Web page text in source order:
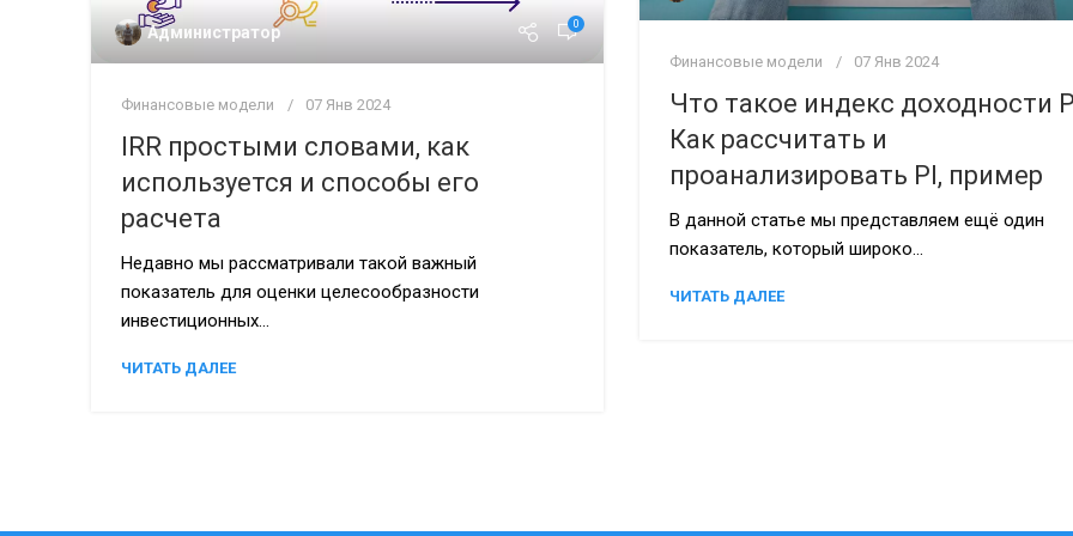
Администратор 0
Финансовые модели 07 Янв 2024
IRR простыми словами, как
используется и способы его
расчета
Недавно мы рассматривали такой важный
показатель для оценки целесообразности
инвестиционных...
ЧИТАТЬ ДАЛЕЕ
Финансовые модели 07 Янв 2024
Что такое индекс доходности
Как рассчитать и
проанализировать PI, пример
В данной статье мы представляем ещё один
показатель, который широко...
ЧИТАТЬ ДАЛЕЕ